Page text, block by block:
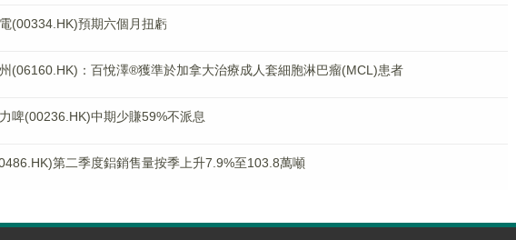
(00334.HK)預期六個月扭虧
(06160.HK)：百悅澤®獲準於加拿大治療成人套細胞淋巴瘤(MCL)患者
啤(00236.HK)中期少賺59%不派息
第二季度鋁銷售量按季上升7.9%至103.8萬噸